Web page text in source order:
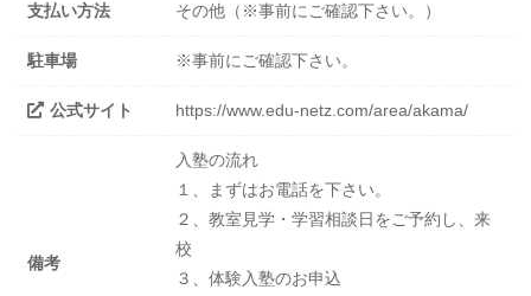
支払い方法 その他（※事前にご確認下さい。）
駐車場 ※事前にご確認下さい。
公式サイト https://www.edu-netz.com/area/akama/
備考
入塾の流れ
１、まずはお電話を下さい。
２、教室見学・学習相談日をご予約し、来
校
３、体験入塾のお申込